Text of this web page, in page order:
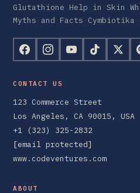
Glutathione Help in Skin
Myths and Facts Cymbiotika
CONTACT US
123 Commerce Street
Los Angeles, CA 90015, USA
+1 (323) 325-2832
[email protected]
www.codeventures.com
ABOUT